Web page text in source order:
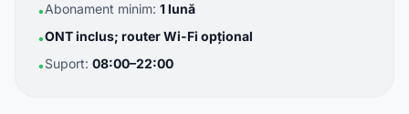
•Abonament minim: 1 lună
•ONT inclus; router Wi-Fi opțional
•Suport: 08:00–22:00